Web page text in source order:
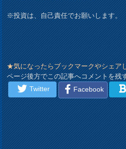
※投資は、自己責任でお願いします。
★気になったらブックマークやシェア
ページ後方でこの記事へコメントを残
Twitter
Facebook